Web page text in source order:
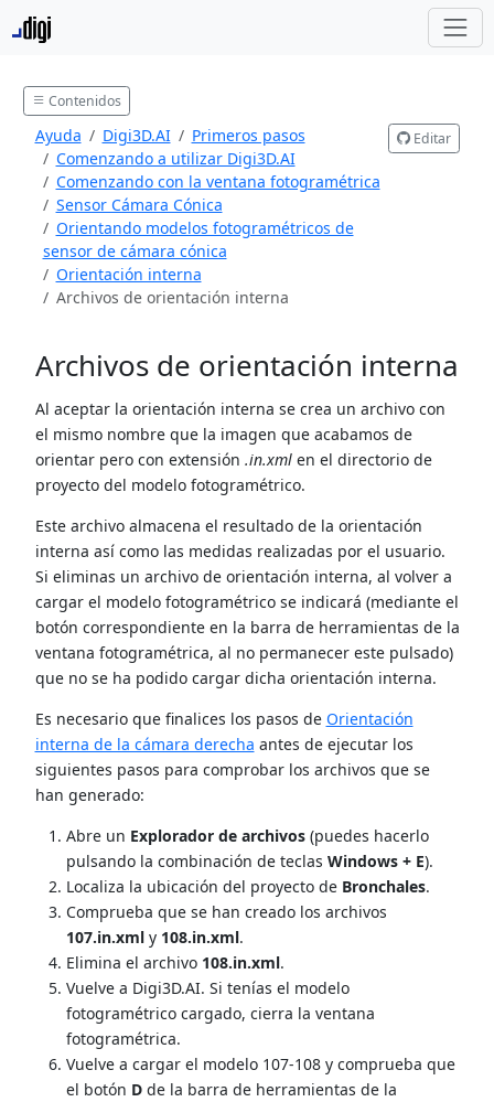
Contenidos
Ayuda Digi3D.AI
Primeros pasos
Comenzando a utilizar Digi3D.AI
Comenzando con la ventana fotogramétrica
Sensor Cámara Cónica
Orientando modelos fotogramétricos de
sensor de cámara cónica
Orientación interna
Archivos de orientación interna
Editar
Archivos de orientación interna
Al aceptar la orientación interna se crea un archivo con
el mismo nombre que la imagen que acabamos de
orientar pero con extensión .in.xmlen el directorio de
proyecto del modelo fotogramétrico.
Este archivo almacena el resultado de la orientación
interna así como las medidas realizadas por el usuario.
Si eliminas un archivo de orientación interna, al volver a
cargar el modelo fotogramétrico se indicará (mediante el
botón correspondiente en la barra de herramientas de la
ventana fotogramétrica, al no permanecer este pulsado)
que no se ha podido cargar dicha orientación interna.
Es necesario que finalices los pasos de Orientación
interna de la cámara derecha antes de ejecutar los
siguientes pasos para comprobar los archivos que se
han generado:
Abre un Explorador de archivos(puedes hacerlo
pulsando la combinación de teclas Windows + E).
Localiza la ubicación del proyecto de Bronchales.
Comprueba que se han creado los archivos
107.in.xmly 108.in.xml.
Elimina el archivo 108.in.xml.
Vuelve a Digi3D.AI. Si tenías el modelo
fotogramétrico cargado, cierra la ventana
fotogramétrica.
Vuelve a cargar el modelo 107-108 y comprueba que
el botón Dde la barra de herramientas de la